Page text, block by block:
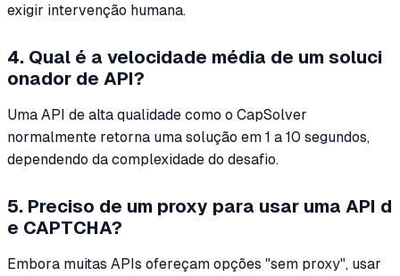
exigir intervenção humana.
4. Qual é a velocidade média de um soluci
onador de API?
Uma API de alta qualidade como o CapSolver
normalmente retorna uma solução em 1 a 10 segundos,
dependendo da complexidade do desafio.
5. Preciso de um proxy para usar uma API d
e CAPTCHA?
Embora muitas APIs ofereçam opções "sem proxy", usar